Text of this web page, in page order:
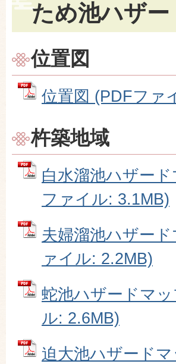
ため池ハザ
位置図
位置図 (PDFファ
杵築地域
白水溜池ハザー
ファイル: 3.1MB)
夫婦溜池ハザー
ァイル: 2.2MB)
蛇池ハザードマ
ル: 2.6MB)
迫大池ハザード